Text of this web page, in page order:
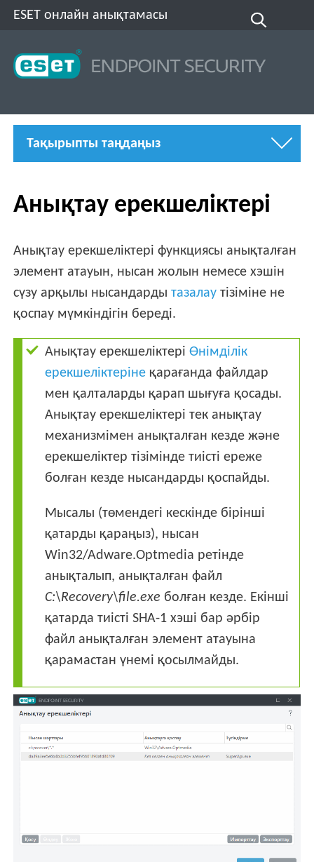
ESET онлайн анықтамасы
Тақырыпты таңдаңыз
Анықтау ерекшеліктері
Анықтау ерекшеліктері функциясы анықталған
элемент атауын, нысан жолын немесе хэшін
сүзу арқылы нысандардытазалау тізіміне не
қоспау мүмкіндігін береді.
Анықтау ерекшеліктеріӨнімділік
ерекшеліктеріне қарағанда файлдар
мен қалталарды қарап шығуға қосады.
Анықтау ерекшеліктері тек анықтау
механизмімен анықталған кезде және
ерекшеліктер тізімінде тиісті ереже
болған кезде нысандарды қоспайды.
Мысалы (төмендегі кескінде бірінші
қатарды қараңыз), нысан
Win32/Adware.Optmedia ретінде
анықталып, анықталған файл
C:\Recovery\file.exe болған кезде. Екінші
қатарда тиісті SHA-1 хэші бар әрбір
файл анықталған элемент атауына
қарамастан үнемі қосылмайды.